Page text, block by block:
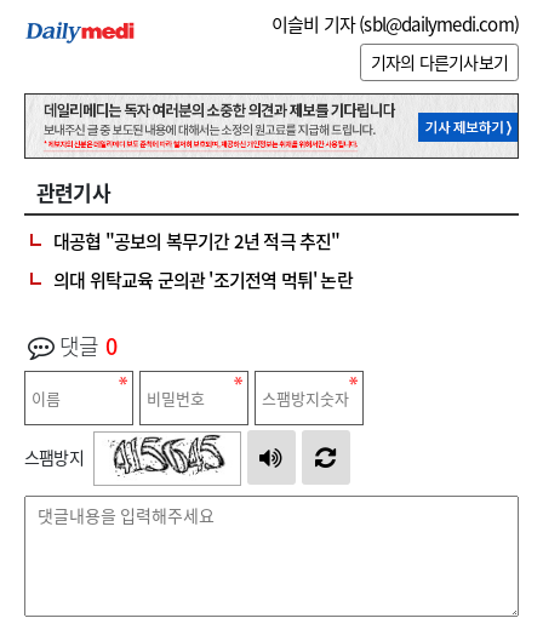
이슬비 기자 (sbl@dailymedi.com)
기자의 다른기사보기
관련기사
대공협 "공보의 복무기간 2년 적극 추진"
의대 위탁교육 군의관 '조기전역 먹튀' 논란
댓글 0
스팸방지